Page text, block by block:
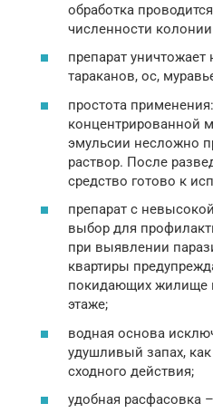
обработка
численности
препарат
тараканов, ос,
простота
концентрированной
эмульсии несложно
раствор. После
средство готово к
препарат с
выбор для
при выявлении
квартиры
покидающих жилище
этаже;
водная основа
удушливый запах,
сходного действия;
удобная расфасовка